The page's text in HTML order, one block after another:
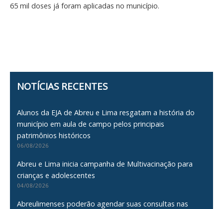
65 mil doses já foram aplicadas no município.
NOTÍCIAS RECENTES
Alunos da EJA de Abreu e Lima resgatam a história do
município em aula de campo pelos principais
patrimônios históricos
06/08/2026
Abreu e Lima inicia campanha de Multivacinação para
crianças e adolescentes
04/08/2026
Abreulimenses poderão agendar suas consultas nas